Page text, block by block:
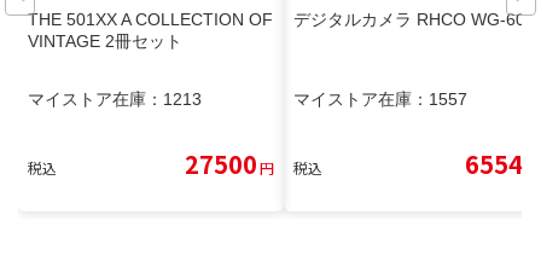
THE 501XX A COLLECTION OF
VINTAGE 2冊セット
マイストア在庫： 1213
税込 27500円
デジタルカメラ RHCO WG-60
マイストア在庫： 1557
税込 6554